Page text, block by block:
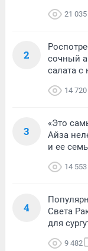
21 035
2
сочный
салата с
14 720
3
«Это
Айза
и ее
14 553
4
Света
для
9 482